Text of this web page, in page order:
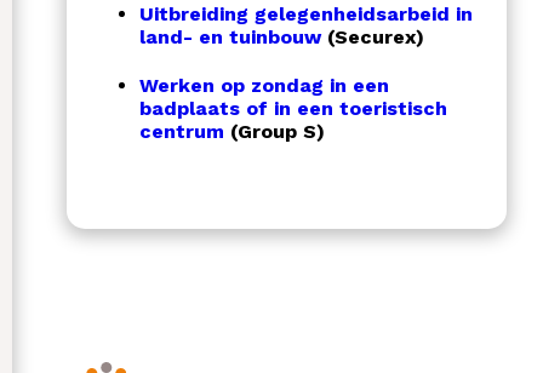
Uitbreiding gelegenheidsarbeid in
land- en tuinbouw(Securex)
Werken op zondag in een
badplaats of in een toeristisch
centrum (Group S)